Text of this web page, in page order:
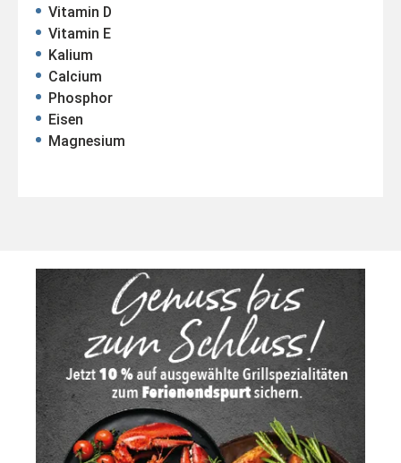
Vitamin D
Vitamin E
Kalium
Calcium
Phosphor
Eisen
Magnesium